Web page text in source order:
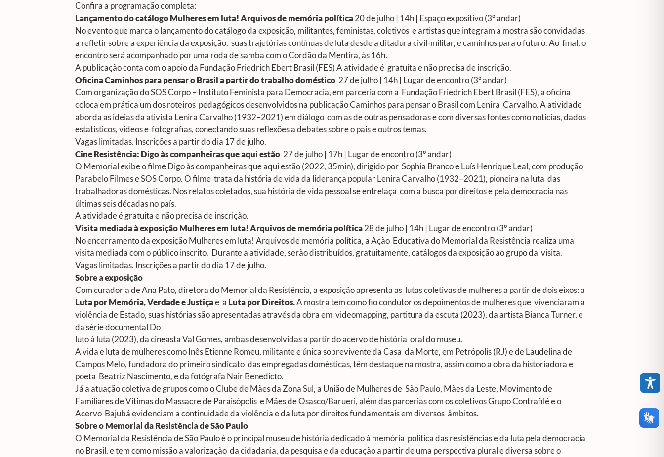
Confira a programação completa:
Lançamento do catálogoMulheres em luta! Arquivos de memória política20 de julho | 14h | Espaço expositivo (3º andar)
No evento que marca o lançamento do catálogo da exposição, militantes, feministas, coletivos e artistas que integram a mostra são convidadas
a refletir sobre a experiência da exposição, suas trajetórias contínuas de luta desde a ditadura civil-militar, e caminhos para o futuro. Ao final, o
encontro será acompanhado por uma roda de samba com o Cordão da Mentira, às 16h.
A publicação conta com o apoio da Fundação Friedrich Ebert Brasil (FES) A atividade é gratuita e não precisa de inscrição.
Oficina Caminhos para pensar o Brasil a partir do trabalho doméstico 27 de julho | 14h | Lugar de encontro (3º andar)
Com organização do SOS Corpo – Instituto Feminista para Democracia, em parceria com a Fundação Friedrich Ebert Brasil (FES), a oficina
coloca em prática um dos roteiros pedagógicos desenvolvidos na publicaçãoCaminhos para pensar o Brasil com Lenira Carvalho. A atividade
aborda as ideias da ativista Lenira Carvalho (1932–2021) em diálogo com as de outras pensadoras e com diversas fontes como notícias, dados
estatísticos, vídeos e fotografias, conectando suas reflexões a debates sobre o país e outros temas.
Vagas limitadas. Inscrições a partir do dia 17 de julho.
Cine Resistência: Digo às companheiras que aqui estão 27 de julho | 17h | Lugar de encontro (3º andar)
O Memorial exibe o filmeDigo às companheiras que aqui estão(2022, 35min), dirigido por Sophia Branco e Luís Henrique Leal, com produção
Parabelo Filmes e SOS Corpo. O filme trata da história de vida da liderança popular Lenira Carvalho (1932–2021), pioneira na luta das
trabalhadoras domésticas. Nos relatos coletados, sua história de vida pessoal se entrelaça com a busca por direitos e pela democracia nas
últimas seis décadas no país.
A atividade é gratuita e não precisa de inscrição.
Visita mediada à exposiçãoMulheres em luta! Arquivos de memória política28 de julho | 14h | Lugar de encontro (3º andar)
No encerramento da exposiçãoMulheres em luta! Arquivos de memória política, a Ação Educativa do Memorial da Resistência realiza uma
visita mediada com o público inscrito. Durante a atividade, serão distribuídos, gratuitamente, catálogos da exposição ao grupo da visita.
Vagas limitadas. Inscrições a partir do dia 17 de julho.
Sobre a exposição
Com curadoria de Ana Pato, diretora do Memorial da Resistência, a exposição apresenta as lutas coletivas de mulheres a partir de dois eixos: a
Luta por Memória, Verdade e Justiçae a Luta por Direitos.A mostra tem como fio condutor os depoimentos de mulheres que vivenciaram a
violência de Estado, suas histórias são apresentadas através da obra em videomapping, partitura da escuta (2023),da artista Bianca Turner, e
da série documental Do
luto à luta (2023), da cineasta Val Gomes, ambas desenvolvidas a partir do acervo de história oral do museu.
A vida e luta de mulheres como Inês Etienne Romeu, militante e única sobrevivente da Casa da Morte, em Petrópolis (RJ) e de Laudelina de
Campos Melo, fundadora do primeiro sindicato das empregadas domésticas, têm destaque na mostra, assim como a obra da historiadora e
poeta Beatriz Nascimento, e da fotógrafa Nair Benedicto.
Já a atuação coletiva de grupos como o Clube de Mães da Zona Sul, a União de Mulheres de São Paulo, Mães da Leste, Movimento de
Familiares de Vítimas do Massacre de Paraisópolis e Mães de Osasco/Barueri, além das parcerias com os coletivos Grupo Contrafilé e o
Acervo Bajubá evidenciam a continuidade da violência e da luta por direitos fundamentais em diversos âmbitos.
Sobre o Memorial da Resistência de São Paulo
O Memorial da Resistência de São Paulo é o principal museu de história dedicado à memória política das resistências e da luta pela democracia
no Brasil, e tem como missão a valorização da cidadania, da pesquisa e da educação a partir de uma perspectiva plural e diversa sobre o